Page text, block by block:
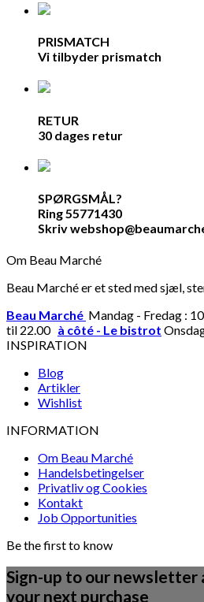
PRISMATCH
Vi tilbyder prismatch
RETUR
30 dages retur
SPØRGSMÅL?
Ring 55771430
Skriv
Om Beau Marché
Beau Marché er et sted med sjæl,
Beau Marché Mandag - Fredag :
til 22.00 à côté - Le bistrot
INSPIRATION
Blog
Artikler
Wishlist
INFORMATION
Om Beau Marché
Handelsbetingelser
Privatliv og Cookies
Kontakt
Job Opportunities
Be the first to know
Sign-up to our newsletter
your next purchase